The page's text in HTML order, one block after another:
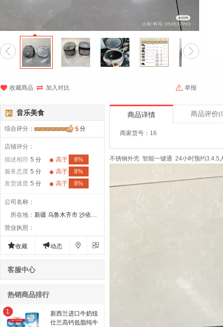
 
 收藏商品  加入对比  举报
商品详情 商品评价
商家货号：16
不锈钢外壳 智能一键通 24小时预约3.4.5
音乐美食
综合评分 ： 5分
店铺评分：
描述相符 5 分 高于
8%
服务态度 5 分 高于
8%
发货速度 5 分 高于 8%
公司名称 ：
所在地 ：
新疆 乌鲁木齐市 沙依巴克区
营业执照 ：
收藏 动态  
客服中心
热销商品排行
1
新西兰进口牛奶纽
仕兰高钙低脂纯牛